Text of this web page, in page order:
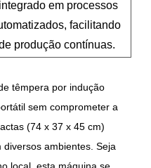
em processos
facilitando
produção contínuas.
têmpera por indução
sem comprometer a
(74 x 37 x 45 cm)
ambientes. Seja
local, esta máquina se